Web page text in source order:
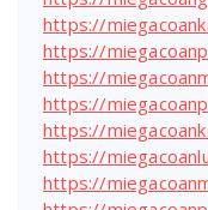
https://
https://
https://
https://
https://
https://
https://